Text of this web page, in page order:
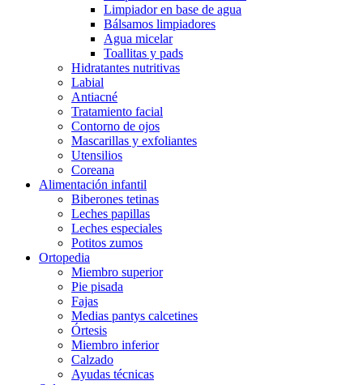
Limpiador en base de agua
Bálsamos limpiadores
Agua micelar
Toallitas y pads
Hidratantes nutritivas
Labial
Antiacné
Tratamiento facial
Contorno de ojos
Mascarillas y exfoliantes
Utensilios
Coreana
Alimentación infantil
Biberones tetinas
Leches papillas
Leches especiales
Potitos zumos
Ortopedia
Miembro superior
Pie pisada
Fajas
Medias pantys calcetines
Órtesis
Miembro inferior
Calzado
Ayudas técnicas